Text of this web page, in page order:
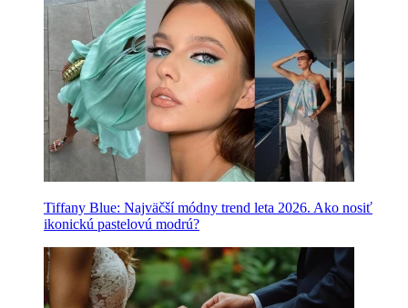
Tiffany Blue: Najväčší módny trend leta 2026. Ako nosiť
ikonickú pastelovú modrú?